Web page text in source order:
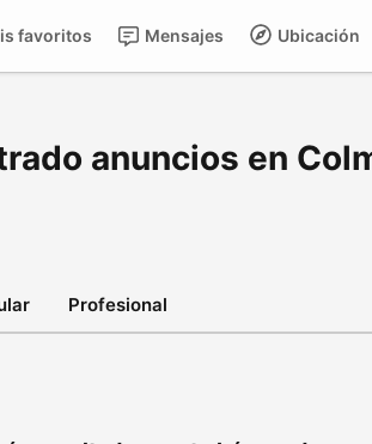
Ubicación
Mensajes
favoritos
anuncios en
Profesional